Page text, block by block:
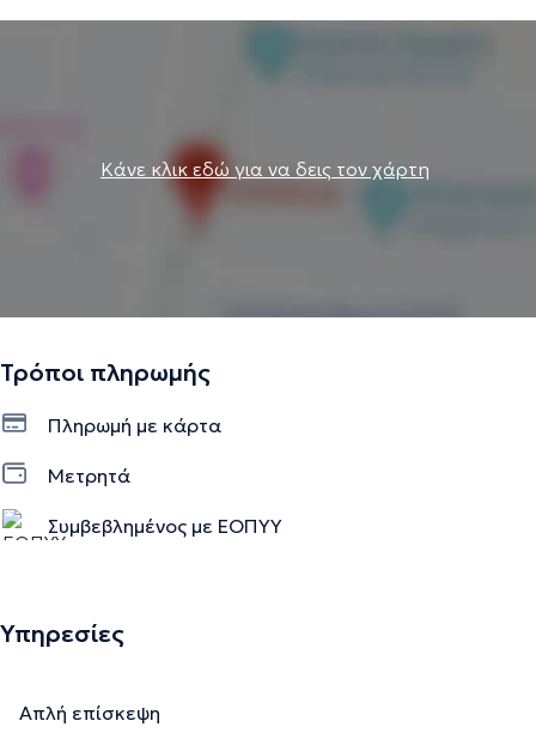
Κάνε κλικ εδώ για να δεις τον χάρτη
Τρόποι πληρωμής
Πληρωμή με κάρτα
Μετρητά
Συμβεβλημένος με ΕΟΠΥΥ
Υπηρεσίες
Απλή επίσκεψη